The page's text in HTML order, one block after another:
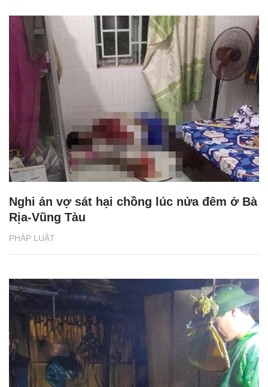
PHÁP LUẬT
Nghi án vợ sát hại chồng lúc nửa đêm ở Bà
Rịa-Vũng Tàu